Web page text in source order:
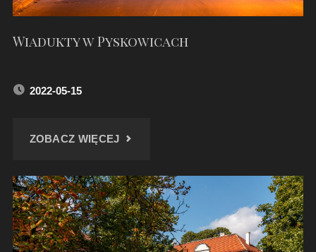
Wiadukty w Pyskowicach
2022-05-15
ZOBACZ WIĘCEJ"WIADUKTY
PYSKOWICACH"